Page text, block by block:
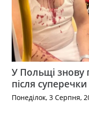
У Польщі знову
після
Понеділок, 3 Серпня,